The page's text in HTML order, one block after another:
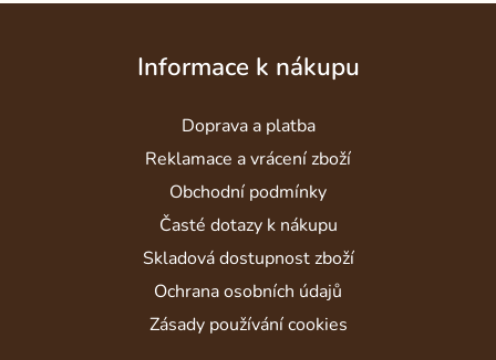
Informace k nákupu
Doprava a platba
Reklamace a vrácení zboží
Obchodní podmínky
Časté dotazy k nákupu
Skladová dostupnost zboží
Ochrana osobních údajů
Zásady používání cookies